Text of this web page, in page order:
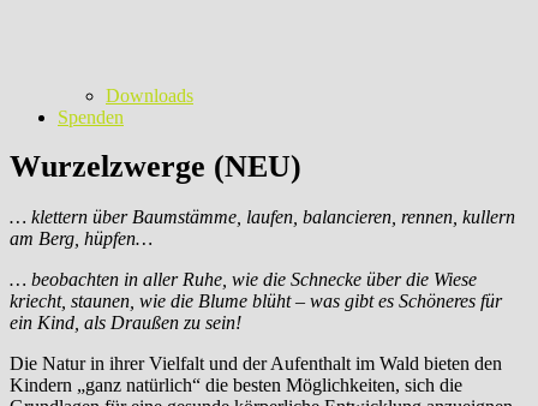
Downloads
Spenden
Wurzelzwerge (NEU)
… klettern über Baumstämme, laufen, balancieren, rennen, kullern
am Berg, hüpfen…
… beobachten in aller Ruhe, wie die Schnecke über die Wiese
kriecht, staunen, wie die Blume blüht – was gibt es Schöneres für
ein Kind, als Draußen zu sein!
Die Natur in ihrer Vielfalt und der Aufenthalt im Wald bieten den
Kindern „ganz natürlich“ die besten Möglichkeiten, sich die